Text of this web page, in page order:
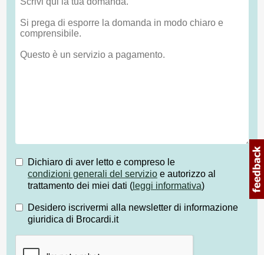
Dichiaro di aver letto e compreso le
condizioni generali del servizio e autorizzo al
trattamento dei miei dati ( leggi informativa)
Desidero iscrivermi alla newsletter di informazione
giuridica di Brocardi.it